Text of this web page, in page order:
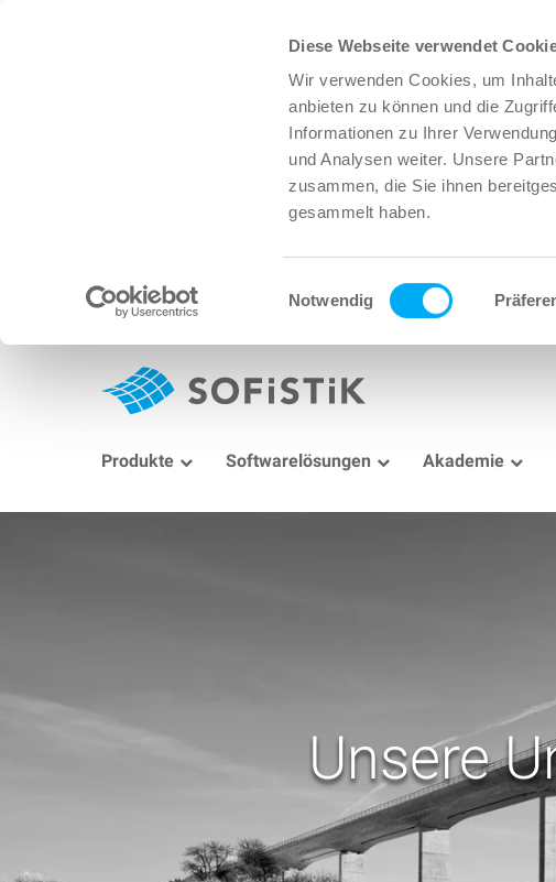
Diese Webseite verwendet
Wir verwenden Cookies, um
anbieten zu können und die
Informationen zu Ihrer
und Analysen weiter. Unsere
zusammen, die Sie ihnen
gesammelt haben.
Einwilligungsauswahl
Notwendig
Produkte Softwarelösungen Akademie
Unsere